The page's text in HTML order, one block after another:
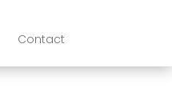
Contact